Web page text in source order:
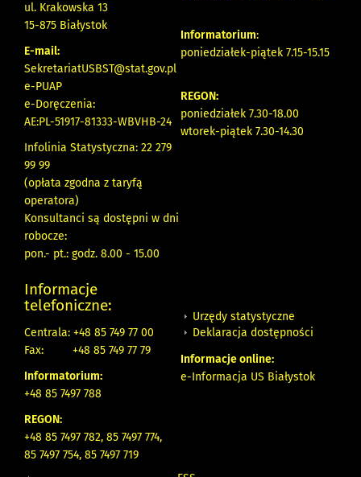
ul. Krakowska 13
15-875 Białystok
E-mail:
SekretariatUSBST@stat.gov.pl
e-PUAP
e-Doręczenia:
AE:PL-51917-81333-WBVHB-24
Infolinia Statystyczna: 22 279
99 99
(opłata zgodna z taryfą
operatora)
Konsultanci są dostępni w dni
robocze:
pon.- pt.: godz. 8.00 - 15.00
Informatorium:
poniedziałek-piątek 7.15-15.15
REGON:
poniedziałek 7.30-18.00
wtorek-piątek 7.30-14.30
Informacje
telefoniczne:
Centrala: +48 85 749 77 00
Fax:
+48 85 749 77 79
Informatorium:
+48 85 7497 788
REGON:
+48 85 7497 782, 85 7497 774,
85 7497 754, 85 7497 719
Urzędy statystyczne
Deklaracja dostępności
Informacje online:
e-Informacja US Białystok